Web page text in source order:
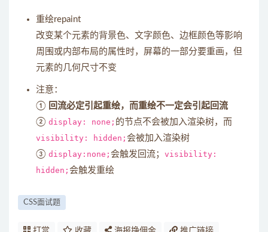
重绘repaint
改变某个元素的背景色、文字颜色、边框颜色等影响
周围或内部布局的属性时，屏幕的一部分要重画，但
元素的几何尺寸不变
注意：
① 回流必定引起重绘，而重绘不一定会引起回流
② display: none; 的节点不会被加入渲染树，而
visibility: hidden; 会被加入渲染树
③ display:none; 会触发回流； visibility:
hidden; 会触发重绘
CSS面试题